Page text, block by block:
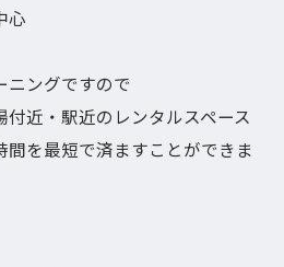
心
ニングですので
近・駅近のレンタルスペース
を最短で済ますことができま